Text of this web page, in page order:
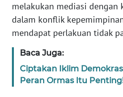
melakukan mediasi
dalam konflik
mendapat perlakuan tidak
Baca Juga:
Ciptakan Iklim
Peran Ormas Itu
WN
SULBAR
WN
BABEL